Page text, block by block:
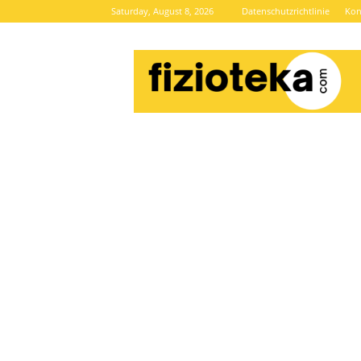
Saturday, August 8, 2026 Datenschutzrichtlinie
Brze
vijesti